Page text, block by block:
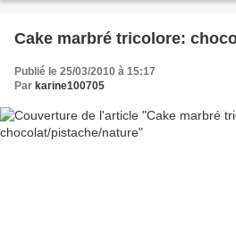
Cake marbré tricolore:
Publié le 25/03/2010 à 15:17
Par karine100705